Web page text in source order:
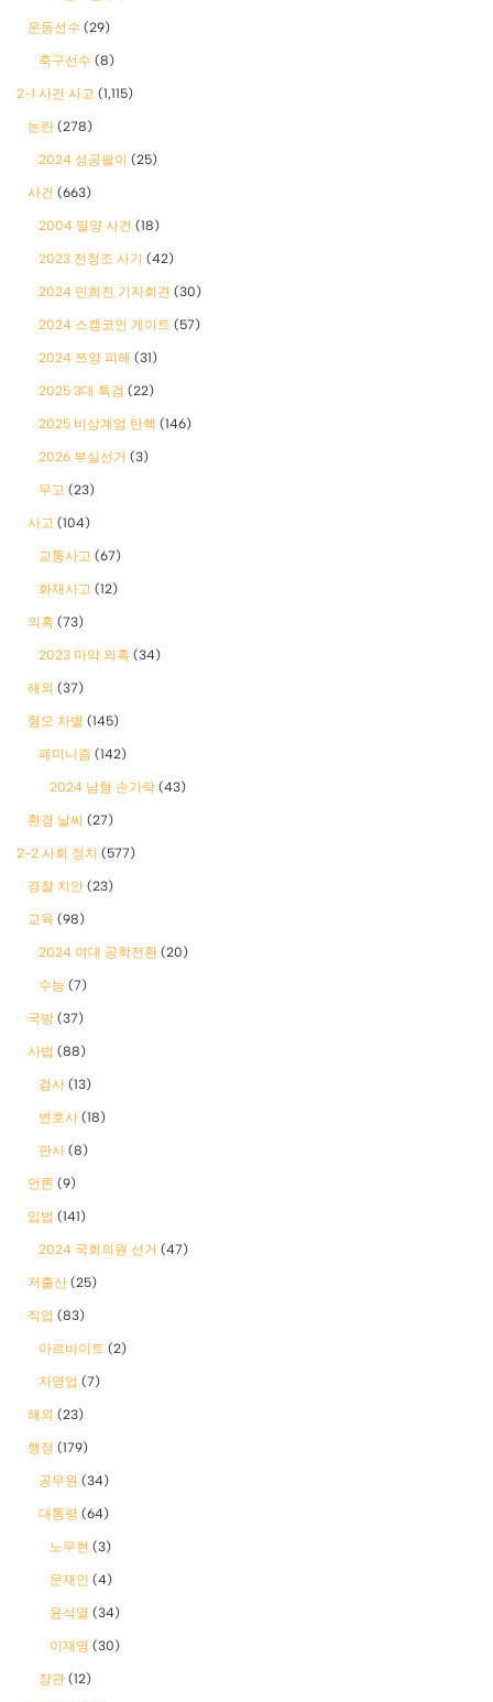
운동선수 (29)
축구선수 (8)
2-1 사건 사고 (1,115)
논란 (278)
2024 성공팔이 (25)
사건 (663)
2004 밀양 사건 (18)
2023 전청조 사기 (42)
2024 민희진 기자회견 (30)
2024 스캠코인 게이트 (57)
2024 쯔양 피해 (31)
2025 3대 특검 (22)
2025 비상계엄 탄핵 (146)
2026 부실선거 (3)
무고 (23)
사고 (104)
교통사고 (67)
화재사고 (12)
의혹 (73)
2023 마약 의혹 (34)
해외 (37)
혐오 차별 (145)
폐미니즘 (142)
2024 남혐 손가락 (43)
환경 날씨 (27)
2-2 사회 정치 (577)
경찰 치안 (23)
교육 (98)
2024 여대 공학전환 (20)
수능 (7)
국방 (37)
사법 (88)
검사 (13)
변호사 (18)
판사 (8)
언론 (9)
입법 (141)
2024 국회의원 선거 (47)
저출산 (25)
직업 (83)
아르바이트 (2)
자영업 (7)
해외 (23)
행정 (179)
공무원 (34)
대통령 (64)
노무현 (3)
문재인 (4)
윤석열 (34)
이재명 (30)
장관 (12)